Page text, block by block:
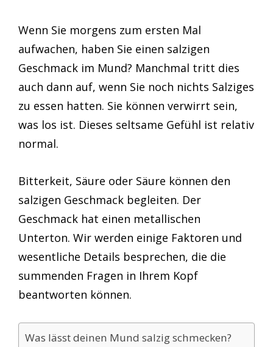
Wenn Sie morgens zum ersten Mal
aufwachen, haben Sie einen salzigen
Geschmack im Mund? Manchmal tritt dies
auch dann auf, wenn Sie noch nichts Salziges
zu essen hatten. Sie können verwirrt sein,
was los ist. Dieses seltsame Gefühl ist relativ
normal.
Bitterkeit, Säure oder Säure können den
salzigen Geschmack begleiten. Der
Geschmack hat einen metallischen
Unterton. Wir werden einige Faktoren und
wesentliche Details besprechen, die die
summenden Fragen in Ihrem Kopf
beantworten können.
Was lässt deinen Mund salzig schmecken?